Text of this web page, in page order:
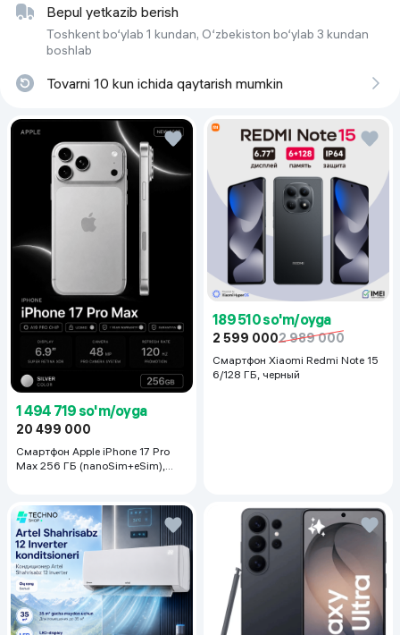
Bepul yetkazib berish
Toshkent bo‘ylab 1 kundan, O‘zbekiston bo‘ylab 3 kundan
boshlab
Tovarni 10 kun ichida qaytarish mumkin
1 494 719 so'm/oyga
20 499 000
Смартфон Apple iPhone 17 Pro
Max 256 ГБ (nanoSim+eSim),
189 510 so'm/oyga
2 599 0002 989 000
Смартфон Xiaomi Redmi Note 15
6/128 ГБ, черный